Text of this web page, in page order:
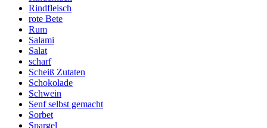
Rindfleisch
rote Bete
Rum
Salami
Salat
scharf
Scheiß Zutaten
Schokolade
Schwein
Senf selbst gemacht
Sorbet
Spargel